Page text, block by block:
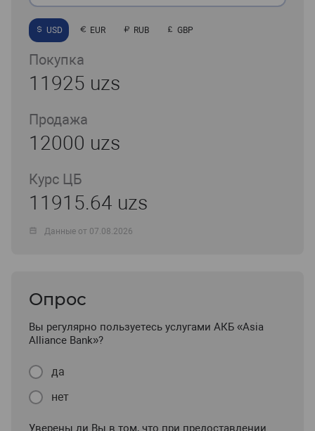
USD EUR RUB GBP
Покупка
11925 uzs
Продажа
12000 uzs
Курс ЦБ
11915.64 uzs
Данные от 07.08.2026
Опрос
Вы регулярно пользуетесь услугами АКБ «Asia
Alliance Bank»?
да
нет
Уверены ли Вы в том, что при предоставлении